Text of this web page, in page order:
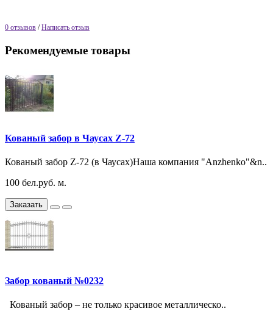
0 отзывов /Написать отзыв
Рекомендуемые товары
Кованый забор в Чаусах Z-72
Кованый забор Z-72 (в Чаусах)Наша компания "Anzhenko"&n..
100 бел.руб. м.
Заказать
Забор кованый №0232
Кованый забор – не только красивое металлическо..